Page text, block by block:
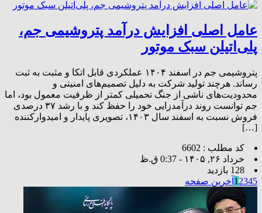
عامل اصلی افزایش درآمد پتروشیمی جم،
پلی‌اتیلن سبک موتور
پتروشیمی جم در اسفند ۱۴۰۴ عملکردی قابل اتکا و مثبت به ثبت
رساند. هرچند تولید شرکت به ‌دلیل تصمیم‌های امنیتی و
محدودیت‌های ناشی از جنگ تحمیلی کمتر از ظرفیت معمول بود، اما
جم توانست روند درآمدزایی خود را حفظ کند و با رشد ۳۷ درصدی
فروش نسبت به اسفند سال ۱۴۰۳، تصویری پایدار و امیدوارکننده
[…]
کد مطلب : 6602
خرداد ۲۶, ۱۴۰۵ - 0:37 ق.ظ
128 بازدید
1 2345 آخرین صفحه